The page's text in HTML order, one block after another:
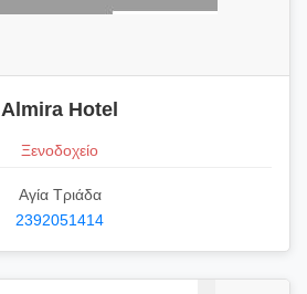
Almira Hotel
Ξενοδοχείο
Αγία Τριάδα
2392051414